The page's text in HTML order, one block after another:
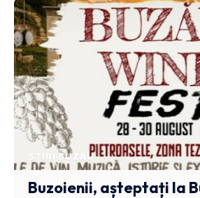
STIRI BUZAU
Buzoienii, așteptați la